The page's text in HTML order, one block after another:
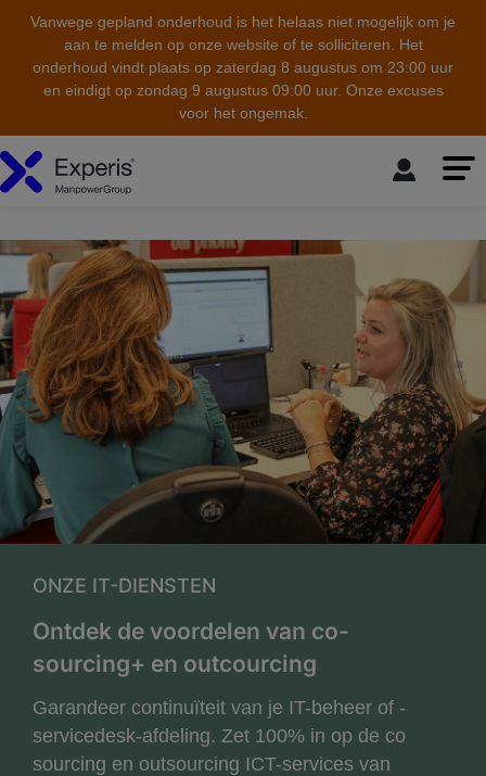
Vanwege gepland onderhoud is het helaas niet mogelijk om je
aan te melden op onze website of te solliciteren. Het
onderhoud vindt plaats op zaterdag 8 augustus om 23:00 uur
en eindigt op zondag 9 augustus 09:00 uur. Onze excuses
voor het ongemak.
skip to the main content
ONZE IT-DIENSTEN
Ontdek de voordelen van co-
sourcing+ en outcourcing
Garandeer continuïteit van je IT-beheer of -
servicedesk-afdeling. Zet 100% in op de co
sourcing en outsourcing ICT-services van